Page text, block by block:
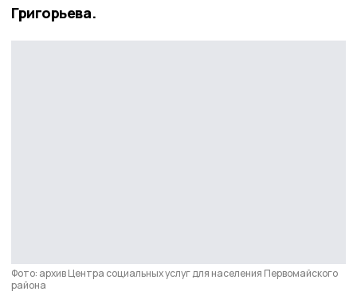
Григорьева.
Фото: архив Центра социальных услуг для населения Первомайского
района